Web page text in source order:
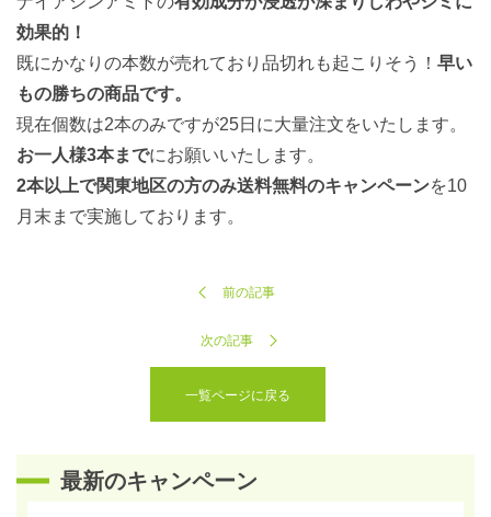
効果的！
既にかなりの本数が売れており品切れも起こりそう！ 早い
もの勝ちの商品です。
現在個数は2本のみですが25日に大量注文をいたします。
お一人様3本までにお願いいたします。
2本以上で関東地区の方のみ送料無料のキャンペーンを10
月末まで実施しております。
前の記事
一覧ページに戻る
次の記事
最新のキャンペーン